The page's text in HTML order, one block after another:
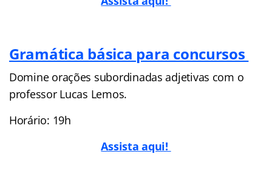
Gramática básica para concursos
Domine orações subordinadas adjetivas com o
professor Lucas Lemos.
Horário: 19h
Assista aqui!